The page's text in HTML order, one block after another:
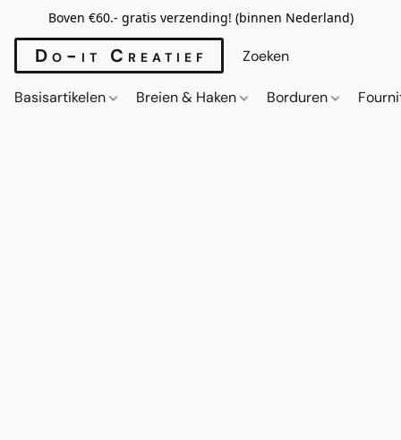
Boven €60.- gratis verzending! (binnen Nederland)
Do-it Creatief
Basisartikelen Breien & Haken Borduren